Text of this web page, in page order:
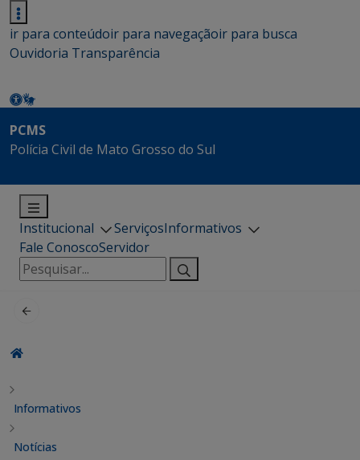
ir para conteúdoir para navegaçãoir para busca
Ouvidoria Transparência
PCMS
Polícia Civil de Mato Grosso do Sul
Institucional ServiçosInformativos
Fale ConoscoServidor
Pesquisar
por:
Informativos
Notícias